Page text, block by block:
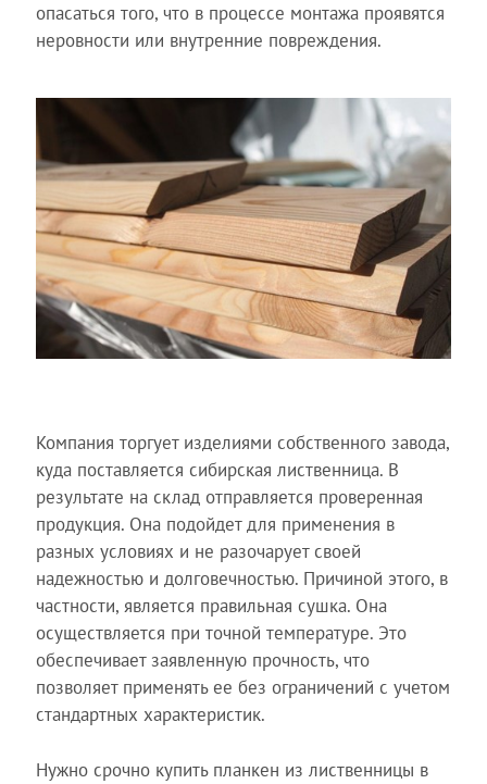
опасаться того, что в процессе монтажа проявятся
неровности или внутренние повреждения.
Компания торгует изделиями собственного завода,
куда поставляется сибирская лиственница. В
результате на склад отправляется проверенная
продукция. Она подойдет для применения в
разных условиях и не разочарует своей
надежностью и долговечностью. Причиной этого, в
частности, является правильная сушка. Она
осуществляется при точной температуре. Это
обеспечивает заявленную прочность, что
позволяет применять ее без ограничений с учетом
стандартных характеристик.
Нужно срочно купить планкен из лиственницы в